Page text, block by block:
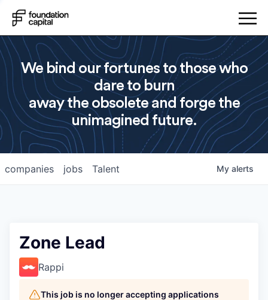
We bind our fortunes to those who
dare to burn
away the obsolete and forge the
unimagined future.
jobs
companies Talent My alerts
Zone Lead
Rappi
This job is no longer accepting applications